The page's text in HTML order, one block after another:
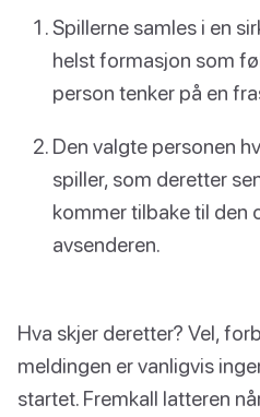
Spillerne samles i en
helst formasjon som
person tenker på en
Den valgte personen
spiller, som deretter
kommer tilbake til den
avsenderen.
Hva skjer deretter? Vel,
meldingen er vanligvis
startet. Fremkall latteren